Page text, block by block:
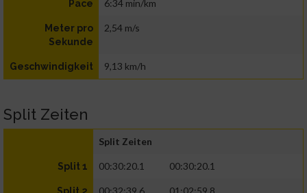
Pace 6:34 min/km
Meter pro
Sekunde
2,54 m/s
Geschwindigkeit 9,13 km/h
Split Zeiten
Split Zeiten
Split 1 00:30:20.1 00:30:20.1